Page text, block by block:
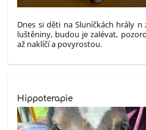
Dnes si děti na Sluníčkách hrály
luštěniny, budou je zalévat,
až naklíčí a povyrostou.
Hippoterapie